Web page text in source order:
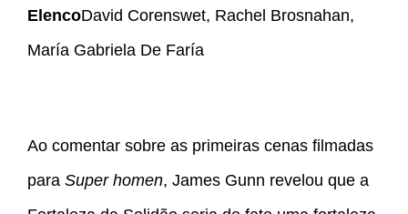
ElencoDavid Corenswet, Rachel Brosnahan,
María Gabriela De Faría
Ao comentar sobre as primeiras cenas filmadas
para Super homen, James Gunn revelou que a